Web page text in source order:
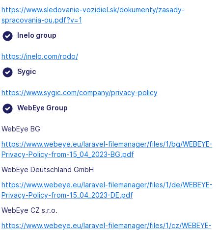
https://www.sledovanie-vozidiel.sk/dokumenty/zasady-
spracovania-ou.pdf?v=1
Inelo group
https://inelo.com/rodo/
Sygic
https://www.sygic.com/company/privacy-policy
WebEye Group
WebEye BG
https://www.webeye.eu/laravel-filemanager/files/1/bg/WEBEYE-
Privacy-Policy-from-15_04_2023-BG.pdf
WebEye Deutschland GmbH
https://www.webeye.eu/laravel-filemanager/files/1/de/WEBEYE-
Privacy-Policy-from-15_04_2023-DE.pdf
WebEye CZ s.r.o.
https://www.webeye.eu/laravel-filemanager/files/1/cz/WEBEYE-